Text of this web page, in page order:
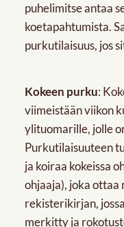
puhelimitse antaa
koetapahtumista.
purkutilaisuus, jos
Kokeen purku:
viimeistään viikon
ylituomarille, jolle
Purkutilaisuuteen
ja koiraa kokeissa
ohjaaja), joka ottaa
rekisterikirjan,
merkitty ja